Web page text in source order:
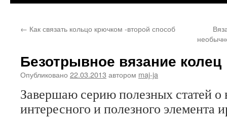
← Как связать кольцо крючком -второй способ
Безотрывное вязание колец
Опубликовано 22.03.2013 автором maj-ja
Завершаю серию полезных статей о
интересного и полезного элемента